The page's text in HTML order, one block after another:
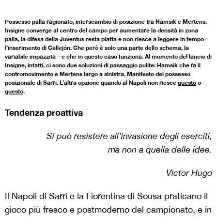
Possesso palla ragionato, interscambio di posizione tra Hamsik e Mertens.
Insigne converge al centro del campo per aumentare la densità in zona
palla, la difesa della Juventus resta piatta e non riesce a leggere in tempo
l’inserimento di Callejón. Che però è solo una parte dello schema, la
variabile impazzita – e che in questo caso funziona. Al momento del lancio di
Insigne, infatti, ci sono due soluzioni di passaggio pulite: Hamsik che fa il
contromovimento e Mertens largo a sinistra. Manifesto del possesso
posizionale di Sarri. L’altra opzione quando al Napoli non riesce questo o
questo.
Tendenza proattiva
Si può resistere all’invasione degli eserciti,
ma non a quella delle idee.
Victor Hugo
Il Napoli di Sarri e la Fiorentina di Sousa praticano il
gioco più fresco e postmoderno del campionato, e in